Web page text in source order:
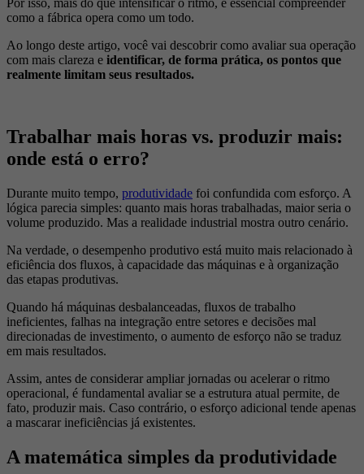
como a fábrica opera como um todo.
Ao longo deste artigo, você vai descobrir como avaliar sua operação
com mais clareza e identificar, de forma prática, os pontos que
realmente limitam seus resultados.
Trabalhar mais horas vs. produzir mais:
onde está o erro?
Durante muito tempo, produtividade foi confundida com esforço. A
lógica parecia simples: quanto mais horas trabalhadas, maior seria o
volume produzido. Mas a realidade industrial mostra outro cenário.
Na verdade, o desempenho produtivo está muito mais relacionado à
eficiência dos fluxos, à capacidade das máquinas e à organização
das etapas produtivas.
Quando há máquinas desbalanceadas, fluxos de trabalho
ineficientes, falhas na integração entre setores e decisões mal
direcionadas de investimento, o aumento de esforço não se traduz
em mais resultados.
Assim, antes de considerar ampliar jornadas ou acelerar o ritmo
operacional, é fundamental avaliar se a estrutura atual permite, de
fato, produzir mais. Caso contrário, o esforço adicional tende apenas
a mascarar ineficiências já existentes.
A matemática simples da produtividade